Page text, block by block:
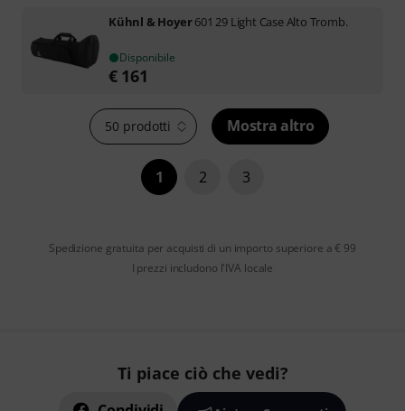
Kühnl & Hoyer601 29 Light Case Alto Tromb.
Disponibile
€ 161
50 prodotti Mostra altro
1 2 3
Spedizione gratuita per acquisti di un importo superiore a € 99
I prezzi includono l'IVA locale
Ti piace ciò che vedi?